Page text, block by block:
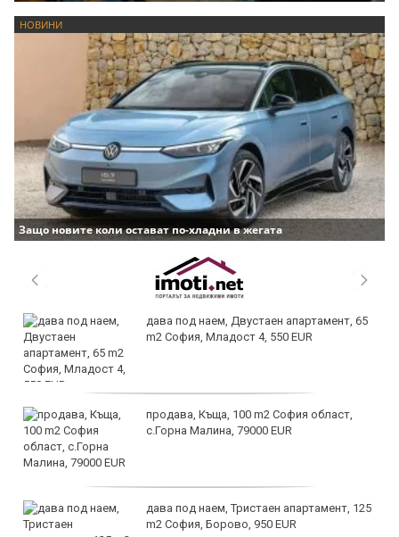
НОВИНИ
Защо новите коли остават по-хладни в жегата
дава под наем, Двустаен апартамент, 65
m2 София, Младост 4, 550 EUR
продава, Къща, 100 m2 София област,
с.Горна Малина, 79000 EUR
дава под наем, Тристаен апартамент, 125
m2 София, Борово, 950 EUR